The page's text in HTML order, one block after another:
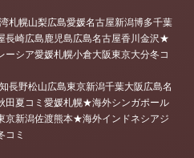
札幌山梨広島愛媛名古屋新潟博多千葉
長崎広島鹿児島広島名古屋香川金沢★
シア愛媛札幌小倉大阪東京大分冬コ
長野松山広島東京新潟千葉大阪広島名
田夏コミ愛媛札幌★海外シンガポール
京新潟佐渡熊本★海外インドネシアジ
コミ